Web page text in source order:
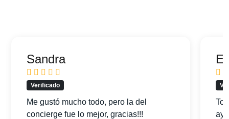
Sandra
Verificado
Me gustó mucho todo, pero la del
concierge fue lo mejor, gracias!!!